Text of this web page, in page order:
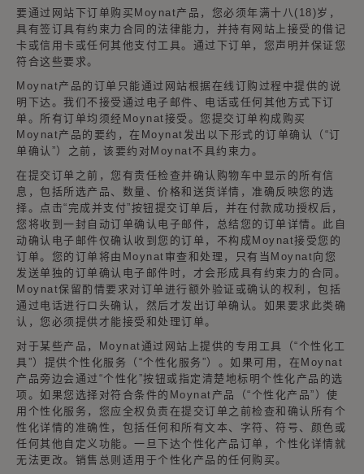
要通过网站下订单购买Moynat产品，您必须年满十八(18)岁，
具有签订具有约束力合同的法律能力，并持有网站上接受的借记
卡或信用卡或任何其他支付工具。通过下订单，您声明并保证您
符合这些要求。
Moynat产品的订单只能通过网站根据在线订购过程中提供的说
明下达。我们不接受通过电子邮件、电话或任何其他方式下订
单。所有订单均须经Moynat接受。您提交订单构成购买
Moynat产品的要约，在Moynat发出以下形式的订单确认（“订
单确认”）之前，该要约对Moynat不具约束力。
在提交订单之前，您有责任检查并确认购物车中显示的所有信
息，包括所选产品、数量、价格和送货详情，准确反映您的选
择。点击“完成并支付”按钮提交订单后，并在付款成功授权后，
您将收到一封自动订单确认电子邮件，总结您的订单详情。此自
动确认电子邮件仅确认收到您的订单，不构成Moynat接受您的
订单。您的订单将由Moynat审查和处理，只有当Moynat向您
发送单独的订单确认电子邮件时，才会形成具有约束力的合同。
Moynat保留酌情要求对订单进行额外验证或确认的权利，包括
通过电话进行口头确认，然后才发出订单确认。如果要求此类确
认，您必须提供才能接受和处理订单。
对于某些产品，Moynat通过网站上提供的专用工具（“个性化工
具”）提供个性化服务（“个性化服务”）。如果可用，在Moynat
产品旁边会通过“个性化”按钮或指定清楚地标明个性化产品的选
项。如果您选择对符合条件的Moynat产品（“个性化产品”）使
用个性化服务，您应全权负责在提交订单之前检查和确认所有个
性化详情的准确性，包括任何和所有文本、字符、符号、颜色或
任何其他自定义功能。一旦下达个性化产品订单，个性化详情就
无法更改。销售总则适用于个性化产品的任何购买。